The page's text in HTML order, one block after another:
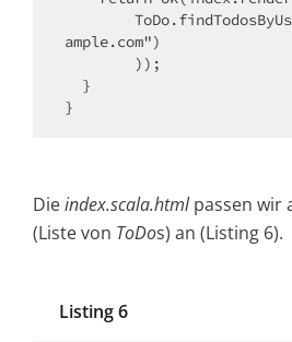
ample.com")
}
Dieindex.scala.htmlpassen wir
(Liste von ToDos) an (Listing 6).
Listing 6